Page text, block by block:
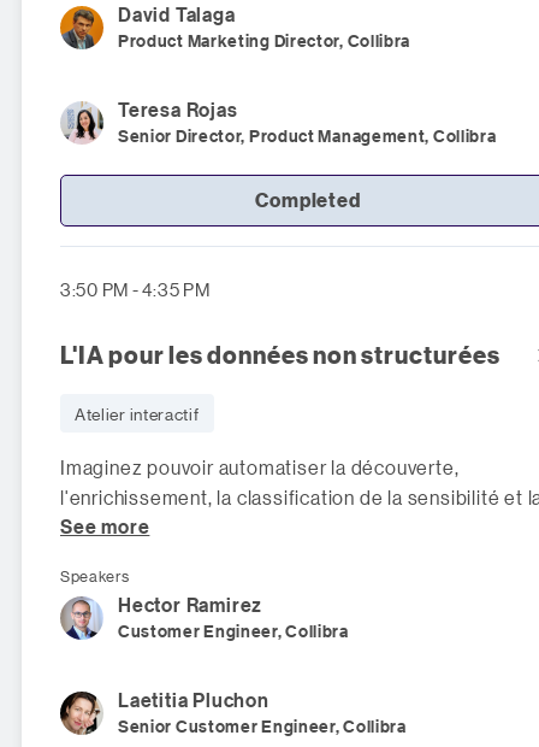
David Talaga
Product Marketing Director, Collibra
Teresa Rojas
Senior Director, Product Management, Collibra
Completed
3:50 PM - 4:35 PM
L'IA pour les données non structurées
Atelier interactif
Imaginez pouvoir automatiser la découverte,
l'enrichissement, la classification de la sensibilité et
détection de la qualité sur l'e
See more
Speakers
Hector Ramirez
Customer Engineer, Collibra
Laetitia Pluchon
Senior Customer Engineer, Collibra